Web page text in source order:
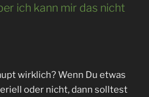
ich kann mir das nicht
wirklich? Wenn Du etwas
oder nicht, dann solltest